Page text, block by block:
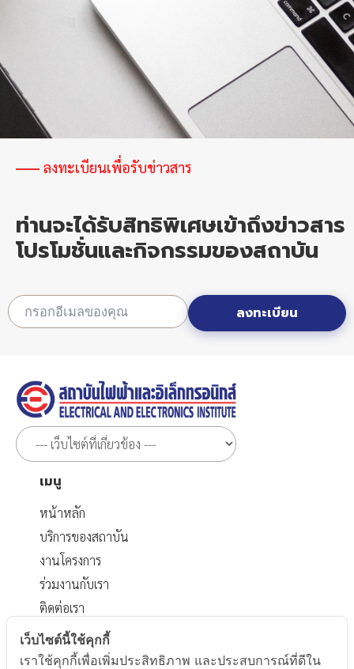
ลงทะเบียนเพื่อรับข่าวสาร
ท่านจะได้รับสิทธิพิเศษเข้าถึงข่าวสาร
โปรโมชั่นและกิจกรรมของสถาบัน
ลงทะเบียน
เมนู
หน้าหลัก
บริการของสถาบัน
งานโครงการ
ร่วมงานกับเรา
ติดต่อเรา
เอกสารที่เกี่ยวข้อง
เว็บไซต์นี้ใช้คุกกี้
เราใช้คุกกี้เพื่อเพิ่มประสิทธิภาพ และประสบการณ์ที่ดีใน